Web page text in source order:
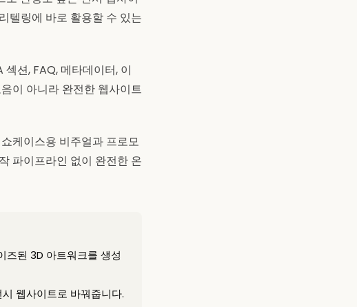
텔링에 바로 활용할 수 있는
션, FAQ, 메타데이터, 이
이 아니라 완전한 웹사이트
케이스용 비주얼과 프로모
파이프라인 없이 완전한 온
된 3D 아트워크를 생성
웹사이트로 바꿔줍니다.